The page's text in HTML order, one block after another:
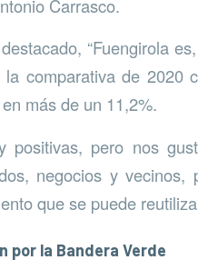
Carrasco.
“Fuengirola
comparativa de 2020
más de un 11,2%.
positivas, pero nos
negocios y
que se puede
por la Bandera Verde